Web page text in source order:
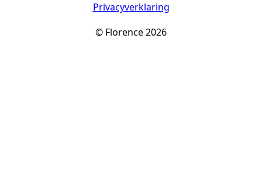
Privacyverklaring
© Florence 2026